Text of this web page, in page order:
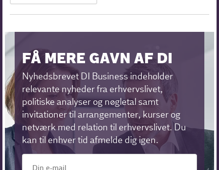
FÅ MERE GAVN AF DI
Nyhedsbrevet DI Business indeholder
relevante nyheder fra erhvervslivet,
politiske analyser og nøgletal samt
invitationer til arrangementer, kurser og
netværk med relation til erhvervslivet. Du
kan til enhver tid afmelde dig igen.